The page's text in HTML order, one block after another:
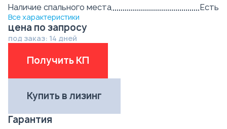
Наличие спального места
Есть
Все характеристики
цена по запросу
под заказ: 14 дней
Получить КП
Купить в лизинг
Гарантия